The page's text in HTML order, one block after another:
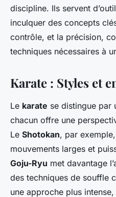
discipline. Ils servent
inculquer des concepts
contrôle, et la précision,
techniques nécessaires à
Karate : Styles et
Le karate se distingue par
chacun offre une
Le Shotokan, par
mouvements larges et
Goju-Ryu met davantage
des techniques de souffle
une approche plus intense,